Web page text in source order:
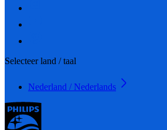
Selecteer land / taal
Nederland / Nederlands